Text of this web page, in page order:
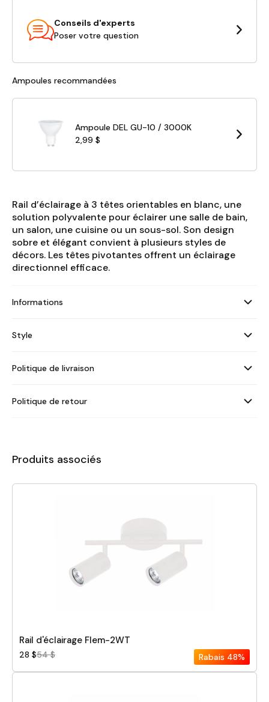
Conseils d'experts
Poser votre question
Ampoules recommandées
Ampoule DEL GU-10 / 3000K
2,99 $
Rail d’éclairage à 3 têtes orientables en blanc, une
solution polyvalente pour éclairer une salle de bain,
un salon, une cuisine ou un sous-sol. Son design
sobre et élégant convient à plusieurs styles de
décors. Les têtes pivotantes offrent un éclairage
directionnel efficace.
Informations
Style
Politique de livraison
Politique de retour
Produits associés
Rail d'éclairage Flem-2WT
28 $54 $ Rabais 48%